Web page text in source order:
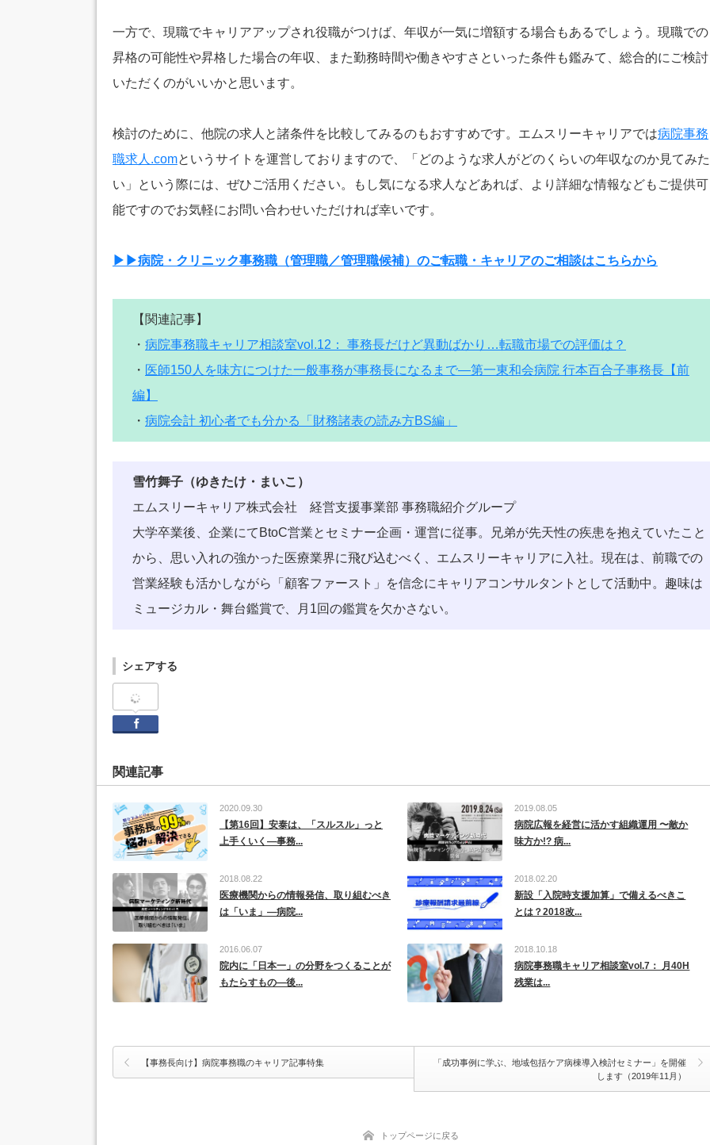
一方で、現職でキャリアアップされ役職がつけば、年収が一気に増額する場合もあるでしょう。現職での
昇格の可能性や昇格した場合の年収、また勤務時間や働きやすさといった条件も鑑みて、総合的にご検討
いただくのがいいかと思います。
検討のために、他院の求人と諸条件を比較してみるのもおすすめです。エムスリーキャリアでは病院事務
職求人.comというサイトを運営しておりますので、「どのような求人がどのくらいの年収なのか見てみた
い」という際には、ぜひご活用ください。もし気になる求人などあれば、より詳細な情報などもご提供可
能ですのでお気軽にお問い合わせいただければ幸いです。
▶▶病院・クリニック事務職（管理職／管理職候補）のご転職・キャリアのご相談はこちらから
【関連記事】
・ 病院事務職キャリア相談室vol.12： 事務長だけど異動ばかり…転職市場での評価は？
・ 医師150人を味方につけた一般事務が事務長になるまで―第一東和会病院 行本百合子事務長【前
編】
・ 病院会計 初心者でも分かる「財務諸表の読み方BS編」
雪竹舞子（ゆきたけ・まいこ）
エムスリーキャリア株式会社 経営支援事業部 事務職紹介グループ
大学卒業後、企業にてBtoC営業とセミナー企画・運営に従事。兄弟が先天性の疾患を抱えていたこと
から、思い入れの強かった医療業界に飛び込むべく、エムスリーキャリアに入社。現在は、前職での
営業経験も活かしながら「顧客ファースト」を信念にキャリアコンサルタントとして活動中。趣味は
ミュージカル・舞台鑑賞で、月1回の鑑賞を欠かさない。
シェアする
関連記事
2020.09.30
【第16回】安泰は、「スルスル」っと
上手くいく―事務...
2019.08.05
病院広報を経営に活かす組織運用 〜敵か
味方か!? 病...
2018.08.22
医療機関からの情報発信、取り組むべき
は「いま」―病院...
2018.02.20
新設「入院時支援加算」で備えるべきこ
とは？2018改...
2016.06.07
院内に「日本一」の分野をつくることが
もたらすもの―後...
2018.10.18
病院事務職キャリア相談室vol.7： 月40H
残業は...
【事務長向け】病院事務職のキャリア記事特集
「成功事例に学ぶ、地域包括ケア病棟導入検討セミナー」を開催
します（2019年11月）
トップページに戻る